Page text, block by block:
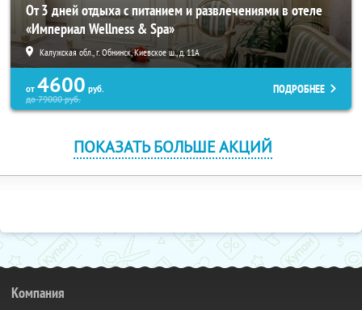
От 3 дней отдыха с питанием и развлечениями в отеле
«Империал Wellness & Spa»
Калужская обл., г. Обнинск, Киевское ш., д. 11А
от 4600 руб.
до79000руб.
ПОДРОБНЕЕ
ПОКАЗАТЬ БОЛЬШЕ АКЦИЙ
Компания